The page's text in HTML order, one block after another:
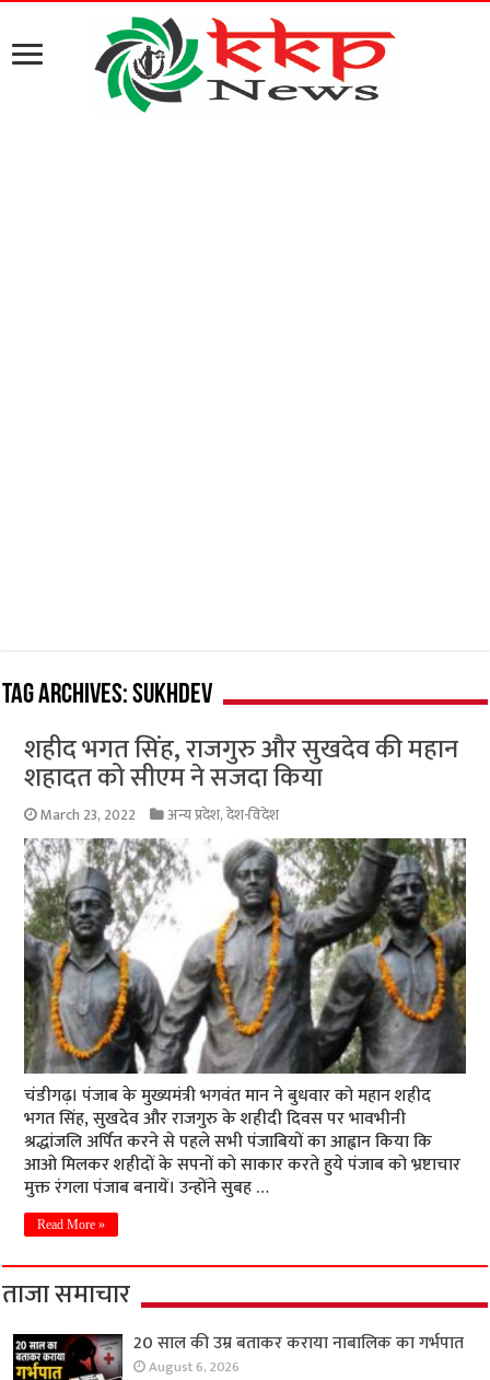
Tag Archives:Sukhdev
शहीद भगत सिंह, राजगुरु और सुखदेव की महान
शहादत को सीएम ने सजदा किया
March 23, 2022 अन्य प्रदेश,देश-विदेश
चंडीगढ़। पंजाब के मुख्यमंत्री भगवंत मान ने बुधवार को महान शहीद
भगत सिंह, सुखदेव और राजगुरु के शहीदी दिवस पर भावभीनी
श्रद्धांजलि अर्पित करने से पहले सभी पंजाबियों का आह्वान किया कि
आओ मिलकर शहीदों के सपनों काे साकार करते हुये पंजाब को भ्रष्टाचार
मुक्त रंगला पंजाब बनायें। उन्होंने सुबह …
Read More »
ताजा समाचार
20 साल की उम्र बताकर कराया नाबालिक का गर्भपात
August 6, 2026